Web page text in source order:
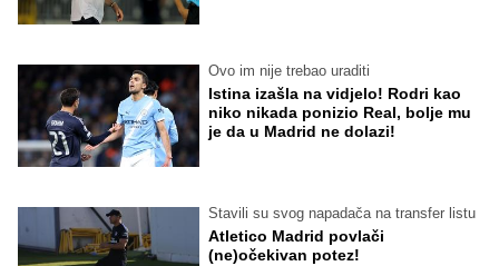
Ovo im nije trebao uraditi
Istina izašla na vidjelo! Rodri kao
niko nikada ponizio Real, bolje mu
je da u Madrid ne dolazi!
Stavili su svog napadača na transfer listu
Atletico Madrid povlači
(ne)očekivan potez!